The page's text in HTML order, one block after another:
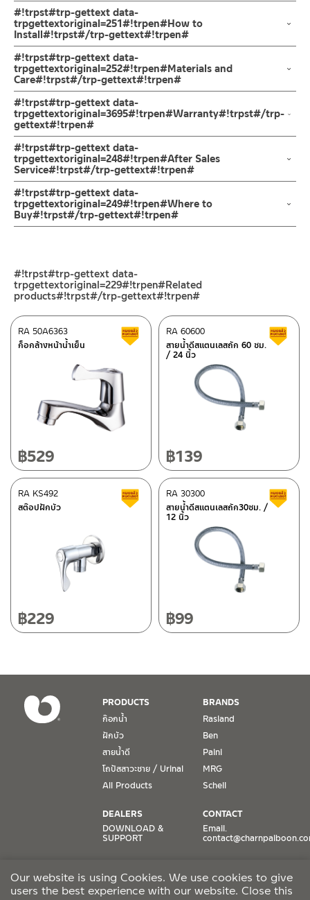
ก๊อกคอสั้น ก็อกสนาม แบบมีข้อต่อสายยาง ก๊อกปากสนามติดผนัง ผลิต
จากสแตนเลส เกรด 304 ทนทานแข็งแรง ต้านการกัดกร่อนสูง และไม่ขึ้น
สนิม ไม่เป็นรอยคราบน้ำ การเปิด-ปิด น้ำออกแบบมือจับแบบก้านหมุน
ง่ายต่อการปล่อยสายน้ำชำระล้างทำความสะอาด ทั้งยังสามารถติดตั้งได้
ทั้งภายในและภายนอกอาคาร ปากก๊อกสำหรับต่อสายยางเพื่อเพิ่ม
ประโยชน์การใช้งาน อาทิ การรดน้ำต้นไม้ในสวนหรือล้างรถ เป็นต้น เพื่อ
เป็นการยืนยันความคงทนของวาล์วน้ำ จึงกล้ารับประกัน 10 ปี เต็ม
ตัวก๊อก
ผลิตจากสแตนเลส
#!trpst#trp-gettext data-
trpgettextoriginal=251#!trpen#How to
Install#!trpst#/trp-gettext#!trpen#
ข้อแนะนำในการติดตั้งสำหรับ การติดตั้ง ก๊อกน้ำ วาล์วเปิดปิดน้ำ
ฝักบัว และ ชุดสายฉีดชำระ
สำหรับการติดตั้งใหม่ ให้ไล่ฝุ่น เศษทราย เศษท่อ ออกจากท่อน้ำก่อนติด
ตั้งสินค้า โดยปล่อยน้ำให้ไหลออกจากท่อนาน 1 นาที เพื่อให้แรงน้ำพัด
พาเศษละอองต่างๆ ออกจากท่อน้ำ มิเช่นนั้นสิ่งสกปรกจะเข้าไปภายใน
สินค้าและสร้างความเสียหายได้ หากตรวจพบเศษละอองต่างๆในสินค้า
จะไม่อยู่ในเงื่อนไขการรับประกัน
#!trpst#trp-gettext data-
trpgettextoriginal=252#!trpen#Materials and
Care#!trpst#/trp-gettext#!trpen#
คำแนะนำในการดูแลรักษาผลิตภัณฑ์
1. ไม่ทำสินค้าให้เกิดความเสียหายอื่น ๆ นอกจากการใช้งานปกติ เช่นไม่
ทำตก ไม่งัดหรือโยกสินค้าแรงๆ
2. ทำความสะอาดสินค้าโดยการใช้ผ้านุ่มๆชุบน้ำหมาดๆแล้วเช็ดให้แห้ง
3. ห้ามใช้สารเคมีที่มีฤทธิ์เป็นกรด ในการทำความสะอาด เนื่องจากผิว
ของสินค้าจะเสียหายได้
4. ห้ามใช้แปรง วัสดุแข็ง หยาบ ห้ามใช้ฝอยขัดทำความสะอาด ขัดหรือถู
บนตัวสินค้า ซึ่งจะสร้างความเสียหายให้เกิดขึ้นกับผิวของสินค้าได้
#!trpst#trp-gettext data-
trpgettextoriginal=3695#!trpen#Warranty#!trpst#/trp-
gettext#!trpen#
รับประกันวาล์วน้ำไม่รั่วซึม 10 ปี
#!trpst#trp-gettext data-
trpgettextoriginal=248#!trpen#After Sales
Service#!trpst#/trp-gettext#!trpen#
ช่องทางออนไลน์
– Email: contact@charnpaiboon.com
– LINE: @Rasland
ศูนย์บริการและอะไหล่ กรุงเทพฯ
662/61-62 ถนน พระราม3 แขวงบางโพงพาง เขตยานนาวา กรุงเทพฯ
โทร: 02-358-0080 / 080-075-8668 / 091-545-0556
ศูนย์บริการและอะไหล่
118/33 โครงการอรสิริน ม.8 ต.สันปูเลย อ.ดอยสะเก็ด เชียงใหม่
50220
โทร: 080-075-2626
วันและเวลาทำการ
วันจันทร์ – วันศุกร์ เวลา 8:30-17:30 น.
วันเสาร์ เวลา 8:30-15:00 น.
หยุดวันอาทิตย์ และวันหยุดนักขัตฤกษ์
เงื่อนไขการรับประกันสินค้าได้ หากไม่มีเอกสารดังกล่าว
2. การรับประกันสินค้า จะรับประกันฉพาะสินค้าที่อยู่ในสภาพการใช้งาน
ปกติ หากมีตำหนิ ชำรุด ร้าว ตกพื้น หรือสภาพภายนอกอยู่ในสภาพที่ใช้
งานไม่ได้ ทางบริษัทฯ ถือว่าไม่อยู่ในเงื่อนไขการรับประกัน
3. การรับประกันสินค้า จะรับประกันเฉพาะชิ้นส่วนที่แจ้ง เช่น ก๊อกน้ำ จะ
เปลี่ยนเฉพาะชิ้นส่วนที่รับประกันนั้นๆ
4. ในกรณีที่ทางบริษัทฯ ต้องชดเชยสินค้าชิ้นใหม่ให้ลูกค้า ทางบริษัทฯ จะ
หายให้กับลูกค้า หากมีวัสดุอุปกรณ์ที่เกี่ยวเนื่องกับสินค้าของบริษัทฯ ที่มี
ผลกระทบกับการติดตั้งใหม่ หรือเกิดจากการรื้อถอนสินค้าที่เสียหาย ทา
#!trpst#trp-gettext data-
trpgettextoriginal=249#!trpen#Where to
Buy#!trpst#/trp-gettext#!trpen#
– Shopee
–Lazada
–ซื้อสินค้าชิ้นนี้บน Shopee>>คลิกที่นี่<<
–ซื้อสินค้าชิ้นนี้บน Lazada>> คลิกที่นี่<<
ติดต่อพนักงานขาย / Contact Sales Staff
โทร: 02-285-5795
@charnpaiboon.sales
ติดต่อ ชาญไพบูลย์ / Contact Us คลิกที่นี่
#!trpst#trp-gettext data-
trpgettextoriginal=229#!trpen#Related
products#!trpst#/trp-gettext#!trpen#
ก็อกล้างหน้าน้ำเย็น
RA 50A6363 สินค้าลดราคา เคลียร์สต็อก
฿529
สายน้ำดีสแตนเลสถัก 60 ซม.
/ 24 นิ้ว
RA 60600
฿139
สต๊อปฝักบัว
RA KS492 สินค้าลดราคา เคลียร์สต็อก
฿229
สายน้ำดีสแตนเลสถัก30ซม. /
12 นิ้ว
RA 30300
฿99
PRODUCTS
ก๊อกน้ำ
ฝักบัว
สายน้ำดี
โถปัสสาวะชาย / Urinal
All Products
BRANDS
Rasland
Ben
Paini
MRG
Schell
DEALERS
DOWNLOAD &
SUPPORT
Lazada
CONTACT
Email.
TikTok
Our website is using Cookies. We use cookies to give
users the best experience with our website. Close this